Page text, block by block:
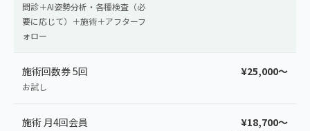
問診＋AI姿勢分析・各種検査（必
要に応じて）＋施術＋アフターフ
ォロー
施術回数券 5回
お試し
¥25,000〜
施術 月4回会員 ¥18,700〜